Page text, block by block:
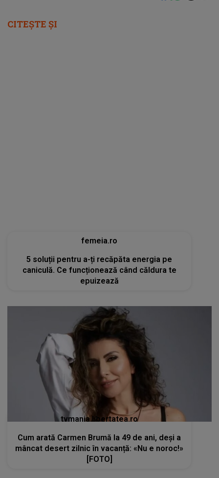
CITEȘTE ȘI
femeia.ro
5 soluții pentru a-ți recăpăta energia pe
caniculă. Ce funcționează când căldura te
epuizează
tvmania.libertatea.ro
Cum arată Carmen Brumă la 49 de ani, deși a
mâncat desert zilnic în vacanță: «Nu e noroc!»
[FOTO]